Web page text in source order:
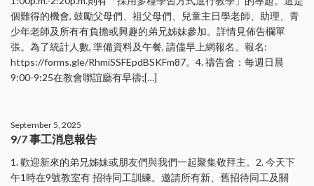
個難得的機會, 鼓勵父母們、祖父母們、兒童主日學老師、助理、青
少年老師及所有有負擔或興趣的弟兄姊妹參加。詳情見佈告欄單
張。為了統計人數, 準備資料及午餐, 請儘早上網報名。報名:
https://forms.gle/RhmiSSFEpdBSKFm87。4. 禱告會：每週日晨
9:00-9:25在教會聯誼廳有早禱;[…]
September 5, 2025
9/7 事工消息報告
1. 歡迎新來的弟兄姊妹或朋友們與我們一起聚集敬拜主。2. 今天下
午1時在9號教室有 招待同工訓練。邀請所有新、舊招待同工及關